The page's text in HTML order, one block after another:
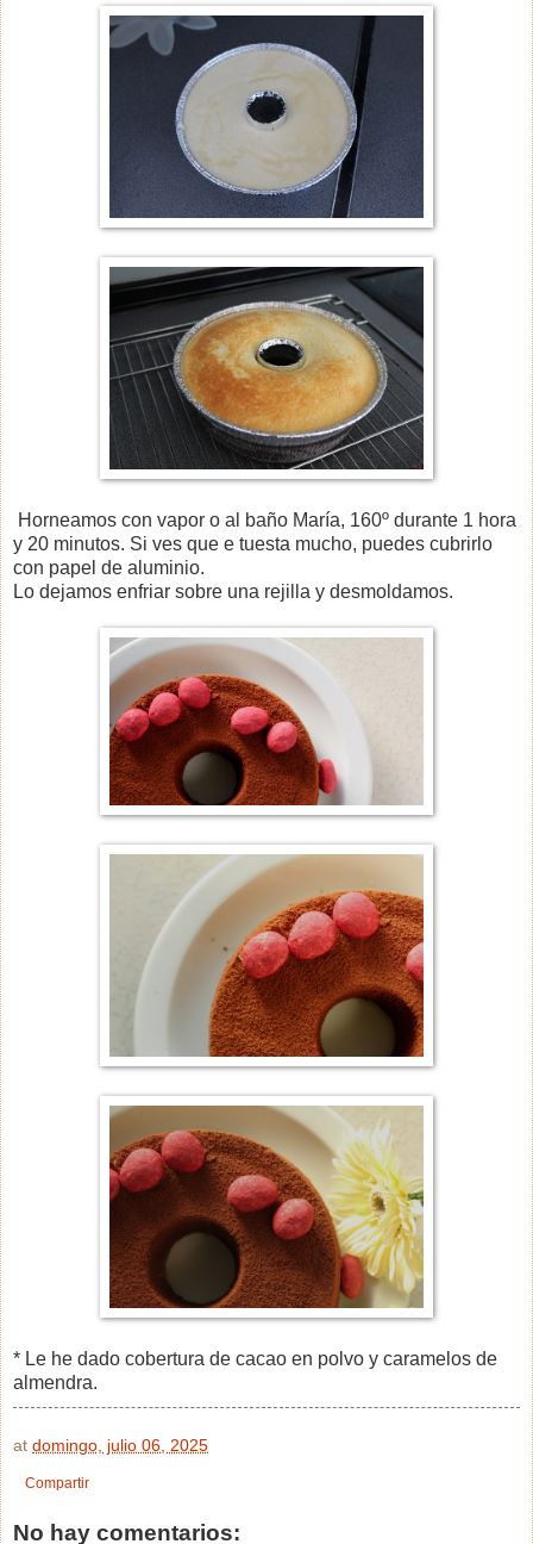
Horneamos con vapor o al baño María, 160º durante 1 hora
y 20 minutos. Si ves que e tuesta mucho, puedes cubrirlo
con papel de aluminio.
Lo dejamos enfriar sobre una rejilla y desmoldamos.
* Le he dado cobertura de cacao en polvo y caramelos de
almendra.
at domingo, julio 06, 2025
Compartir
No hay comentarios: